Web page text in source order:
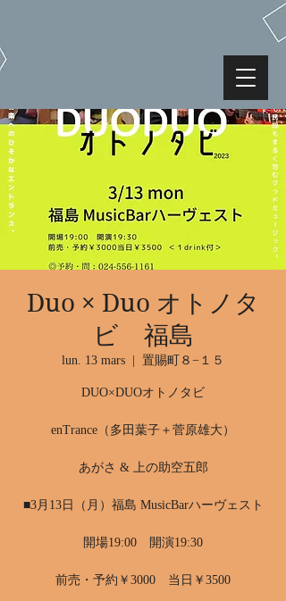
Duo × Duo オトノタ
ビ 福島
lun. 13 mars 置賜町８−１５
DUO×DUOオトノタビ
enTrance（多田葉子＋菅原雄大）
あがさ & 上の助空五郎
■3月13日（月）福島 MusicBarハーヴェスト
開場19:00 開演19:30
前売・予約￥3000 当日￥3500